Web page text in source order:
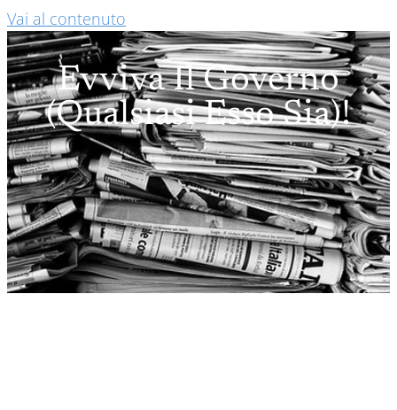
Vai al contenuto
Evviva Il Governo
(qualsiasi Esso Sia)!